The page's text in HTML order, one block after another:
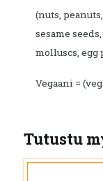
(nuts,
sesame
molluscs, egg
Vegaani =
Tutustu